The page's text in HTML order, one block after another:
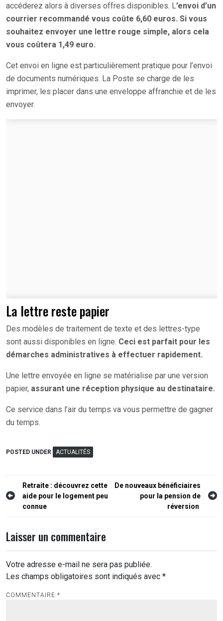
accéderez alors à diverses offres disponibles. L’envoi d’un
courrier recommandé vous coûte 6,60 euros. Si vous
souhaitez envoyer une lettre rouge simple, alors cela
vous coûtera 1,49 euro.
Cet envoi en ligne est particulièrement pratique pour l’envoi
de documents numériques. La Poste se charge de les
imprimer, les placer dans une enveloppe affranchie et de les
envoyer.
La lettre reste papier
Des modèles de traitement de texte et des lettres-type
sont aussi disponibles en ligne. Ceci est parfait pour les
démarches administratives à effectuer rapidement.
Une lettre envoyée en ligne se matérialise par une version
papier, assurant une réception physique au destinataire.
Ce service dans l’air du temps va vous permettre de gagner
du temps.
POSTED UNDER ACTUALITÉS
Navigation
de
Retraite : découvrez cette
aide pour le logement peu
connue
De nouveaux bénéficiaires
pour la pension de
réversion
Laisser un commentaire
Votre adresse e-mail ne sera pas publiée.
Les champs obligatoires sont indiqués avec *
COMMENTAIRE *